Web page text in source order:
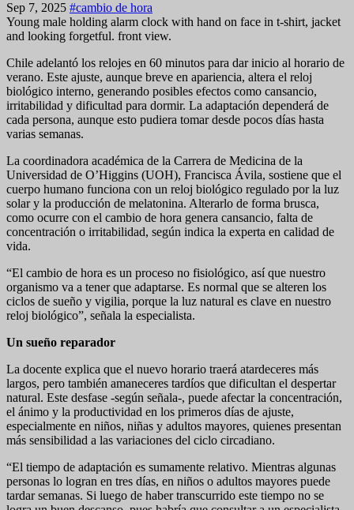
Sep 7, 2025 #cambio de hora
Young male holding alarm clock with hand on face in t-shirt, jacket
and looking forgetful. front view.
Chile adelantó los relojes en 60 minutos para dar inicio al horario de
verano. Este ajuste, aunque breve en apariencia, altera el reloj
biológico interno, generando posibles efectos como cansancio,
irritabilidad y dificultad para dormir. La adaptación dependerá de
cada persona, aunque esto pudiera tomar desde pocos días hasta
varias semanas.
La coordinadora académica de la Carrera de Medicina de la
Universidad de O’Higgins (UOH), Francisca Ávila, sostiene que el
cuerpo humano funciona con un reloj biológico regulado por la luz
solar y la producción de melatonina. Alterarlo de forma brusca,
como ocurre con el cambio de hora genera cansancio, falta de
concentración o irritabilidad, según indica la experta en calidad de
vida.
“El cambio de hora es un proceso no fisiológico, así que nuestro
organismo va a tener que adaptarse. Es normal que se alteren los
ciclos de sueño y vigilia, porque la luz natural es clave en nuestro
reloj biológico”, señala la especialista.
Un sueño reparador
La docente explica que el nuevo horario traerá atardeceres más
largos, pero también amaneceres tardíos que dificultan el despertar
natural. Este desfase -según señala-, puede afectar la concentración,
el ánimo y la productividad en los primeros días de ajuste,
especialmente en niños, niñas y adultos mayores, quienes presentan
más sensibilidad a las variaciones del ciclo circadiano.
“El tiempo de adaptación es sumamente relativo. Mientras algunas
personas lo logran en tres días, en niños o adultos mayores puede
tardar semanas. Si luego de haber transcurrido este tiempo no se